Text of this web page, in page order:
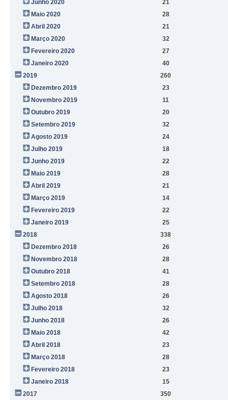
Junho 2020
21
Maio 2020
28
Abril 2020
21
Março 2020
32
Fevereiro 2020
27
Janeiro 2020
40
2019
260
Dezembro 2019
23
Novembro 2019
11
Outubro 2019
20
Setembro 2019
32
Agosto 2019
24
Julho 2019
18
Junho 2019
22
Maio 2019
28
Abril 2019
21
Março 2019
14
Fevereiro 2019
22
Janeiro 2019
25
2018
338
Dezembro 2018
26
Novembro 2018
28
Outubro 2018
41
Setembro 2018
28
Agosto 2018
26
Julho 2018
32
Junho 2018
26
Maio 2018
42
Abril 2018
23
Março 2018
28
Fevereiro 2018
23
Janeiro 2018
15
2017
350